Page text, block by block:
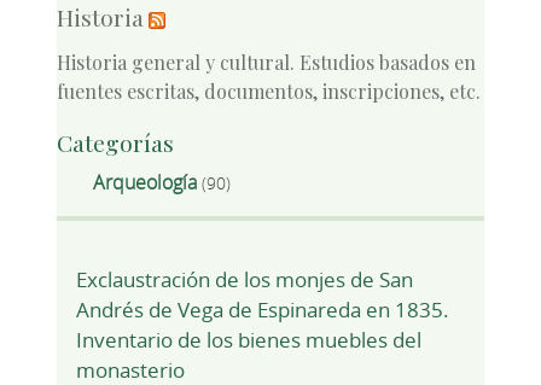
Historia
Historia general y cultural. Estudios basados en
fuentes escritas, documentos, inscripciones, etc.
Categorías
Arqueología (90)
Exclaustración de los monjes de San
Andrés de Vega de Espinareda en 1835.
Inventario de los bienes muebles del
monasterio